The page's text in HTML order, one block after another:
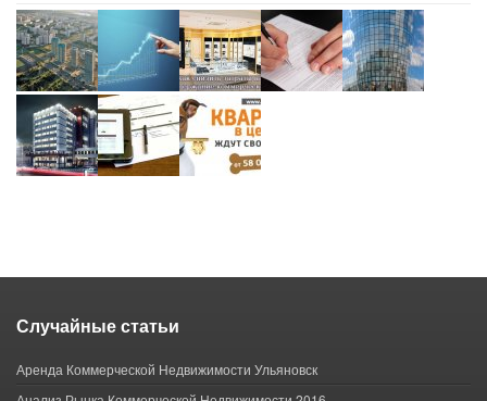
Случайные статьи
Аренда Коммерческой Недвижимости Ульяновск